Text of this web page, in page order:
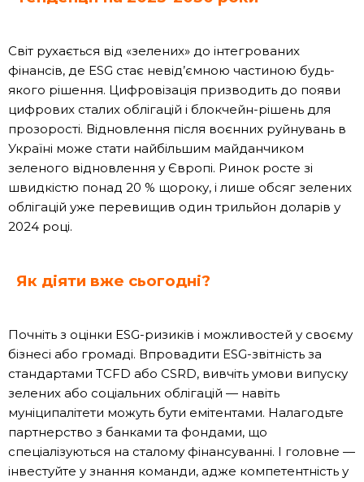
Світ рухається від «зелених» до інтегрованих
фінансів, де ESG стає невід’ємною частиною будь-
якого рішення. Цифровізація призводить до появи
цифрових сталих облігацій і блокчейн-рішень для
прозорості. Відновлення після воєнних руйнувань в
Україні може стати найбільшим майданчиком
зеленого відновлення у Європі. Ринок росте зі
швидкістю понад 20 % щороку, і лише обсяг зелених
облігацій уже перевищив один трильйон доларів у
2024 році.
Як діяти вже сьогодні?
Почніть з оцінки ESG-ризиків і можливостей у своєму
бізнесі або громаді. Впровадити ESG-звітність за
стандартами TCFD або CSRD, вивчіть умови випуску
зелених або соціальних облігацій — навіть
муніципалітети можуть бути емітентами. Налагодьте
партнерство з банками та фондами, що
спеціалізуються на сталому фінансуванні. І головне —
інвестуйте у знання команди, адже компетентність у